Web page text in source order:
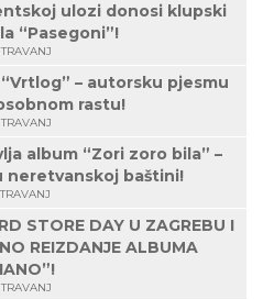
ulozi donosi klupski
“Pasegoni”!
– autorsku pjesmu
rastu!
album “Zori zoro bila” –
neretvanskoj baštini!
STORE DAY U ZAGREBU I
REIZDANJE ALBUMA